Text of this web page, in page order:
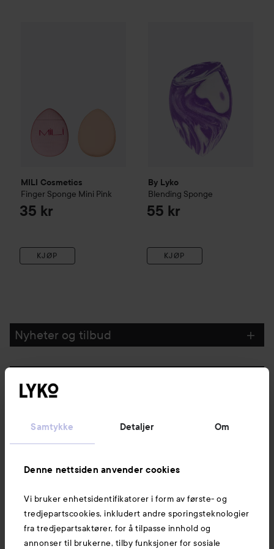
Samtykke Detaljer Om
Denne nettsiden anvender cookies
Vi bruker enhetsidentifikatorer i form av første- og
tredjepartscookies, inkludert andre sporingsteknologier
fra tredjepartsaktører, for å tilpasse innhold og
annonser til brukerne, tilby funksjoner for sosiale
MILI Cosmetics
Finger Sponge Mini Pink
35 kr
KJØP
By Lyko
Blending Sponge
55 kr
KJØP
Nyheter og tilbud
Kundeservice
Informasjon
Også av interesse